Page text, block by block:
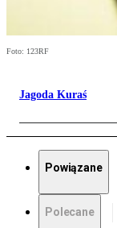
Foto: 123RF
Jagoda Kuraś
Powiązane
Polecane